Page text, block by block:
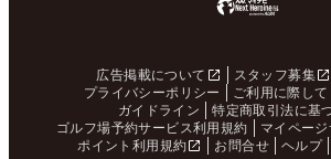
広告掲載について スタッフ募集
プライバシーポリシー
ご利用に際して
ガイドライン
特定商取引法に基
ゴルフ場予約サービス利用規約
マイペー
ポイント利用規約
お問合せ ヘルプ